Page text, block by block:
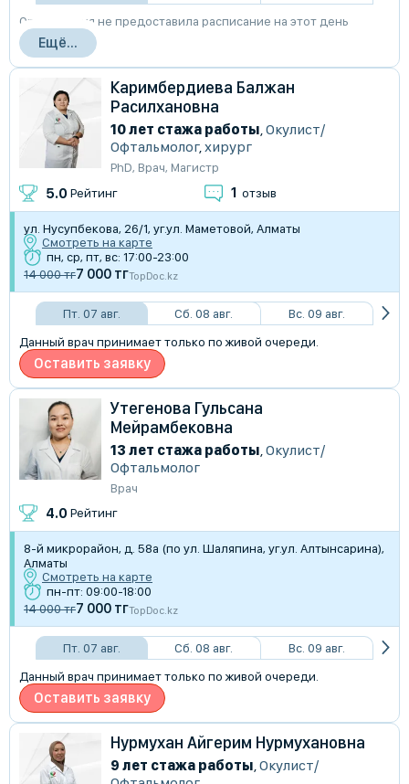
Организация не предоставила расписание на этот день
Ещё...
Каримбердиева Балжан
Расилхановна
10 лет стажа работы,Окулист/
Офтальмолог,хирург
PhD, Врач, Магистр
5.0 Рейтинг 1 отзыв
ул. Нусупбекова, 26/1, уг.ул. Маметовой, Алматы
Смотреть на карте
пн, ср, пт, вс: 17:00-23:00
14 000 тг7 000 тгTopDoc.kz
Пт. 07 авг. Сб. 08 авг.
Вс. 09 авг.
Данный врач принимает только по живой очереди.
Оставить заявку
Утегенова Гульсана
Мейрамбековна
13 лет стажа работы,Окулист/
Офтальмолог
Врач
4.0 Рейтинг
8-й микрорайон, д. 58а (по ул. Шаляпина, уг.ул. Алтынсарина),
Алматы
Смотреть на карте
пн-пт: 09:00-18:00
14 000 тг7 000 тгTopDoc.kz
Пт. 07 авг. Сб. 08 авг.
Вс. 09 авг.
Данный врач принимает только по живой очереди.
Оставить заявку
Нурмухан Айгерим Нурмухановна
9 лет стажа работы,Окулист/